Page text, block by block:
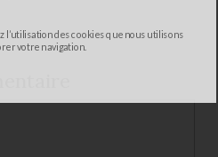
l’utilisation des cookies que nous utilisons
votre navigation.